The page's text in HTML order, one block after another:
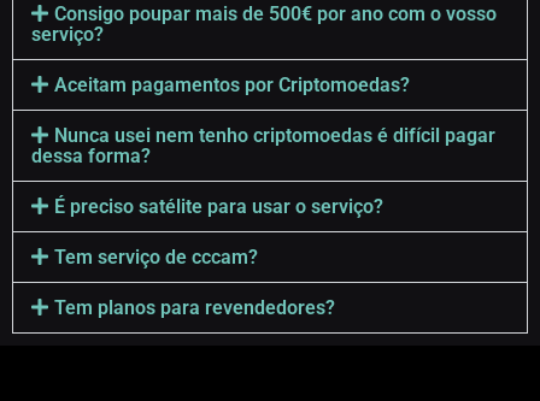
Consigo poupar mais de 500€ por ano com o vosso
serviço?
Aceitam pagamentos por Criptomoedas?
Nunca usei nem tenho criptomoedas é difícil pagar
dessa forma?
É preciso satélite para usar o serviço?
Tem serviço de cccam?
Tem planos para revendedores?